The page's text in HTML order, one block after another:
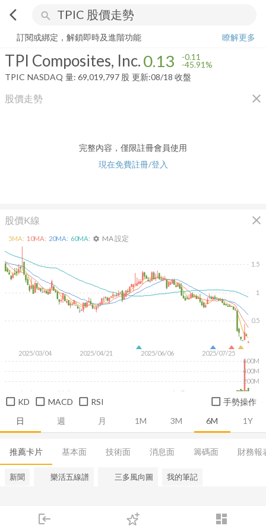
arrow_back_ios search
login dashboard
下單
TPI Composites, Inc. 0.13-45.91%
訂閱或綁定，解鎖即時及進階功能
瞭解更多
TPI Composites, Inc.0.13 -0.11
-45.91%
TPIC NASDAQ 量: 69,019,797 股 更新:08/18 收盤
股價走勢 close
完整內容，僅限註冊會員使用
現在免費註冊/登入
股價K線 close
日 週 月 1M 3M 6M 1Y
2025/03/04 2025/04/21 2025/06/06 2025/07/25
0.5
1
1.5
200M
400M
600M
5MA: 10MA: 20MA: 60MA: settings MA 設定
KD MACD RSI 手勢操作
推薦卡片 基本面 技術面 消息面 籌碼面 財務報
新聞 樂活五線譜 三多風向圖 我的筆記